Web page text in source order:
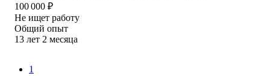
100 000 ₽
Не ищет работу
Общий опыт
13 лет 2 месяца
1